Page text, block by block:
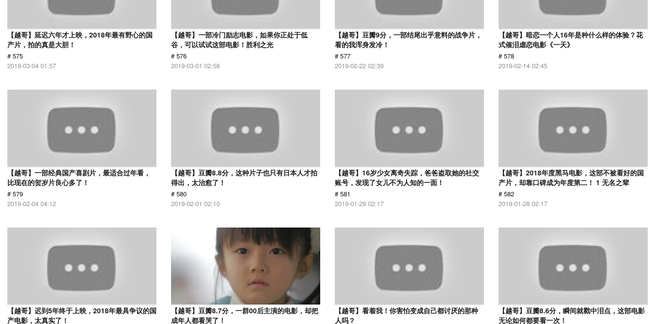
【越哥】延迟六年才上映，2018年最有野心的国
产片，拍的真是大胆！
# 575
2019-03-04 01:57
【越哥】一部冷门励志电影，如果你正处于低
谷，可以试试这部电影！胜利之光
# 576
2019-03-01 02:58
【越哥】豆瓣9分，一部结尾出乎意料的战争片，
看的我浑身发冷！
# 577
2019-02-22 02:39
【越哥】暗恋一个人16年是种什么样的体验？花
式催泪虐恋电影《一天》
# 578
2019-02-14 02:45
【越哥】一部经典国产喜剧片，最适合过年看，
比现在的贺岁片良心多了！
# 579
2019-02-04 04:12
【越哥】豆瓣8.8分，这种片子也只有日本人才拍
得出，太治愈了！
# 580
2019-02-01 02:10
【越哥】16岁少女离奇失踪，爸爸盗取她的社交
账号，发现了女儿不为人知的一面！
# 581
2019-01-29 02:17
【越哥】2018年度黑马电影，这部不被看好的国
产片，却靠口碑成为年度第二！ 1 无名之辈
# 582
2019-01-28 02:17
【越哥】迟到5年终于上映，2018年最具争议的国
产电影，太真实了！
【越哥】豆瓣8.7分，一群00后主演的电影，却把
成年人都看哭了！
【越哥】看着我！你害怕变成自己都讨厌的那种
人吗？
【越哥】豆瓣8.6分，瞬间就戳中泪点，这部电影
无论如何都要看一次！